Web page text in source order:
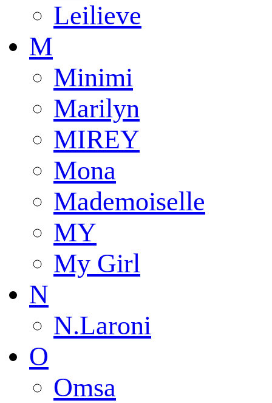
Leilieve
M
Minimi
Marilyn
MIREY
Mona
Mademoiselle
MY
My Girl
N
N.Laroni
O
Omsa